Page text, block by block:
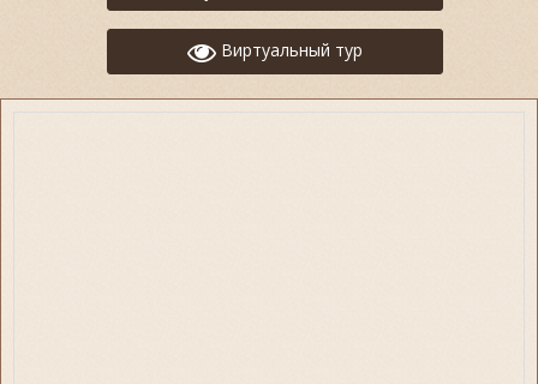
Виртуальный тур